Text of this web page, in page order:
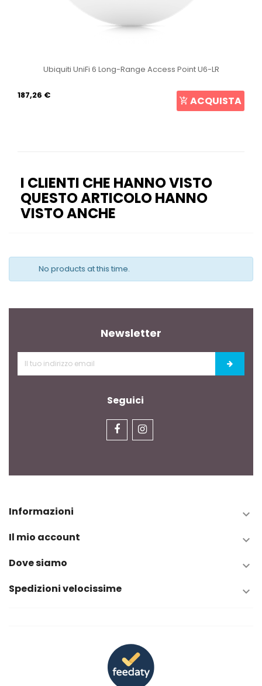
Ubiquiti UniFi 6 Long-Range Access Point U6-LR
187,26 € ACQUISTA
I CLIENTI CHE HANNO VISTO
QUESTO ARTICOLO HANNO
VISTO ANCHE
No products at this time.
Newsletter
Seguici
Informazioni 
Il mio account 
Dove siamo 
Spedizioni velocissime 